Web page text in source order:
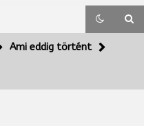
Ami eddig történt